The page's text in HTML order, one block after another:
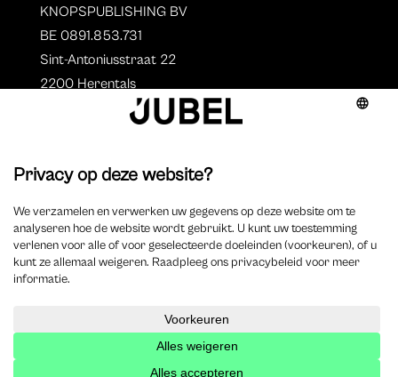
KNOPSPUBLISHING BV
BE 0891.853.731
Sint-Antoniusstraat 22
2200 Herentals
Auteurs
Overzicht auteurs
Auteur worden?
2025 Jubel – Webdesign byWisemen
Cookieverklaring–Disclaimer–